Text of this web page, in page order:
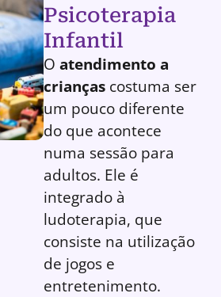
Psicoterapia
Infantil
O atendimento a
crianças costuma ser
um pouco diferente
do que acontece
numa sessão para
adultos. Ele é
integrado à
ludoterapia, que
consiste na utilização
de jogos e
entretenimento.